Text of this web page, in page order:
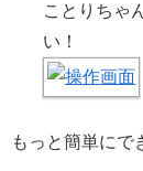
ことりちゃ
い！
もっと簡単にで